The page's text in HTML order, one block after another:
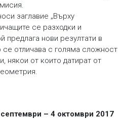
заглавие „Върху
се разходки и
предлага нови резултати в
се отличава с голяма сложност
някои от които датират от
– 4 октомври 2017